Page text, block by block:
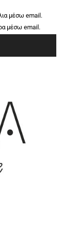
μέσω email.
μέσω email.